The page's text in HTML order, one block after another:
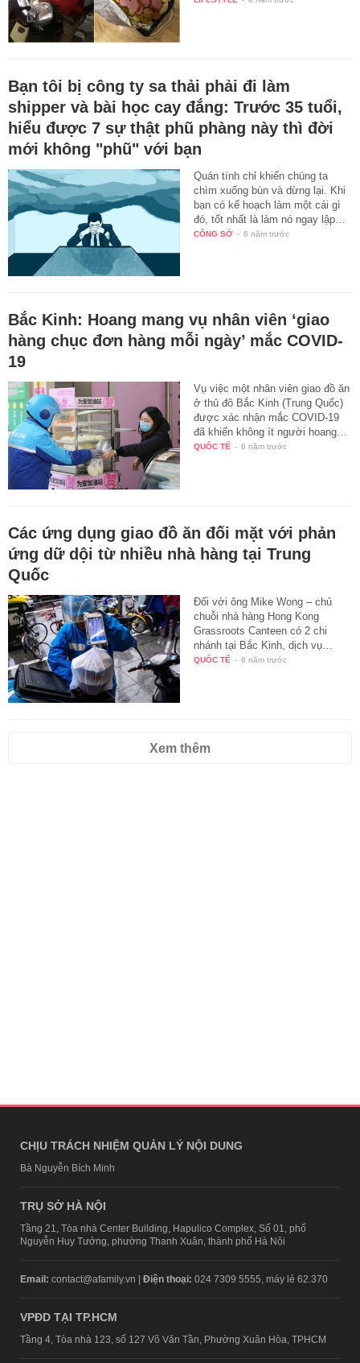
Bạn tôi bị công ty sa thải phải đi làm
shipper và bài học cay đắng: Trước 35 tuổi,
hiểu được 7 sự thật phũ phàng này thì đời
mới không "phũ" với bạn
Quán tính chỉ khiến chúng ta
chìm xuống bùn và dừng lại. Khi
bạn có kế hoạch làm một cái gì
đó, tốt nhất là làm nó ngay lập…
CÔNG SỞ - 6 năm trước
Bắc Kinh: Hoang mang vụ nhân viên ‘giao
hàng chục đơn hàng mỗi ngày’ mắc COVID-
19
Vụ việc một nhân viên giao đồ ăn
ở thủ đô Bắc Kinh (Trung Quốc)
được xác nhận mắc COVID-19
đã khiến không ít người hoang…
QUỐC TẾ - 6 năm trước
Các ứng dụng giao đồ ăn đối mặt với phản
ứng dữ dội từ nhiều nhà hàng tại Trung
Quốc
Đối với ông Mike Wong – chủ
chuỗi nhà hàng Hong Kong
Grassroots Canteen có 2 chi
nhánh tại Bắc Kinh, dịch vụ…
QUỐC TẾ - 6 năm trước
Xem thêm
CHỊU TRÁCH NHIỆM QUẢN LÝ NỘI DUNG
Bà Nguyễn Bích Minh
TRỤ SỞ HÀ NỘI
Tầng 21, Tòa nhà Center Building, Hapulico Complex, Số 01, phố
Nguyễn Huy Tưởng, phường Thanh Xuân, thành phố Hà Nội
Email: contact@afamily.vn | Điện thoại: 024 7309 5555, máy lẻ 62.370
VPĐD TẠI TP.HCM
Tầng 4, Tòa nhà 123, số 127 Võ Văn Tần, Phường Xuân Hòa, TPHCM